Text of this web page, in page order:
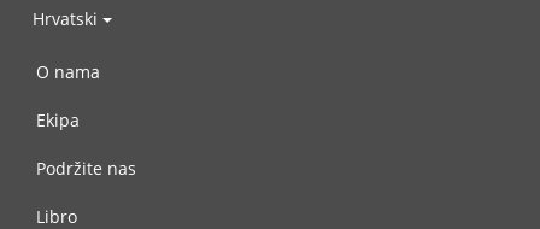
Hrvatski
O nama
Ekipa
Podržite nas
Libro